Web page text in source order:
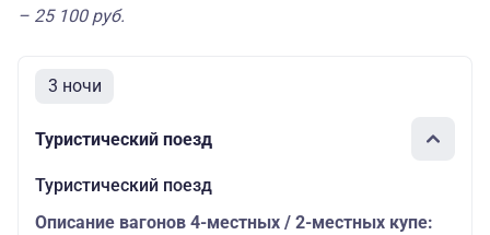
– 25 100 руб.
3 ночи
Туристический поезд
Туристический поезд
Описание вагонов 4-местных / 2-местных купе: